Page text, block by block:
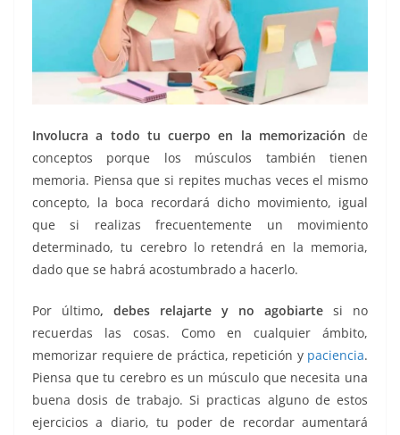
Involucra a todo tu cuerpo en la memorización de
conceptos porque los músculos también tienen
memoria. Piensa que si repites muchas veces el mismo
concepto, la boca recordará dicho movimiento, igual
que si realizas frecuentemente un movimiento
determinado, tu cerebro lo retendrá en la memoria,
dado que se habrá acostumbrado a hacerlo.
Por último, debes relajarte y no agobiarte si no
recuerdas las cosas. Como en cualquier ámbito,
memorizar requiere de práctica, repetición y paciencia.
Piensa que tu cerebro es un músculo que necesita una
buena dosis de trabajo. Si practicas alguno de estos
ejercicios a diario, tu poder de recordar aumentará